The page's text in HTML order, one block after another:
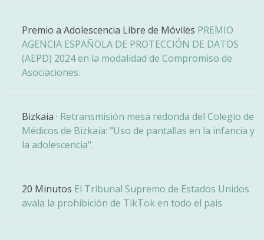
Premio a Adolescencia Libre de Móviles PREMIO
AGENCIA ESPAÑOLA DE PROTECCIÓN DE DATOS
(AEPD) 2024 en la modalidad de Compromiso de
Asociaciones.
Bizkaia · Retransmisión mesa redonda del Colegio de
Médicos de Bizkaia: "Uso de pantallas en la infancia y
la adolescencia".
20 Minutos El Tribunal Supremo de Estados Unidos
avala la prohibición de TikTok en todo el país